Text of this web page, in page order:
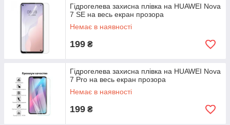
Гідрогелева захисна плівка на HUAWEI Nova
7 SE на весь екран прозора
Немає в наявності
199 ₴
Гідрогелева захисна плівка на HUAWEI Nova
7 Pro на весь екран прозора
Немає в наявності
199 ₴